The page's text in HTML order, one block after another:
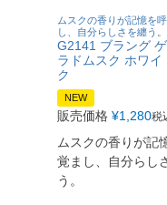
ムスクの香りが記憶を
し、自分らしさを纏う。
G2141 ブラング
ラドムスク ホワイ
ク
NEW
販売価格 ¥1,280税
ムスクの香りが記
覚まし、自分らし
う。